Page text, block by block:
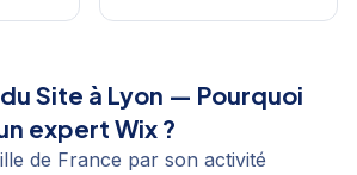
Site à Lyon — Pourquoi
expert Wix ?
de France par son activité